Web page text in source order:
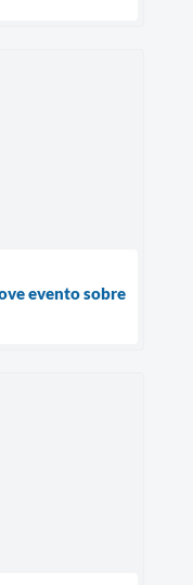
evento sobre